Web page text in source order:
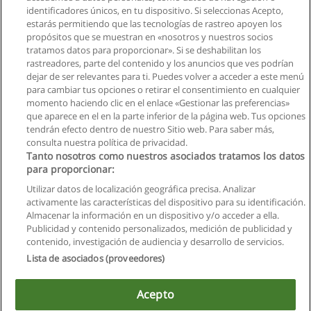
Solicita información
Ingeniería Agronómica
Universidad Agraria del Ecuador
Solicita información
Privacidad de datos
Contactar con Educaedu
Copyright © Educaedu Business S.L. - CIF : B-95610580: -
identificadores únicos, en tu dispositivo. Si seleccionas Acepto,
estarás permitiendo que las tecnologías de rastreo apoyen los
propósitos que se muestran en «nosotros y nuestros socios
tratamos datos para proporcionar». Si se deshabilitan los
rastreadores, parte del contenido y los anuncios que ves podrían
dejar de ser relevantes para ti. Puedes volver a acceder a este menú
para cambiar tus opciones o retirar el consentimiento en cualquier
momento haciendo clic en el enlace «Gestionar las preferencias»
que aparece en el en la parte inferior de la página web. Tus opciones
tendrán efecto dentro de nuestro Sitio web. Para saber más,
consulta nuestra política de privacidad.
Tanto nosotros como nuestros asociados tratamos los datos
para proporcionar:
Utilizar datos de localización geográfica precisa. Analizar
activamente las características del dispositivo para su identificación.
Almacenar la información en un dispositivo y/o acceder a ella.
Publicidad y contenido personalizados, medición de publicidad y
contenido, investigación de audiencia y desarrollo de servicios.
Lista de asociados (proveedores)
Acepto